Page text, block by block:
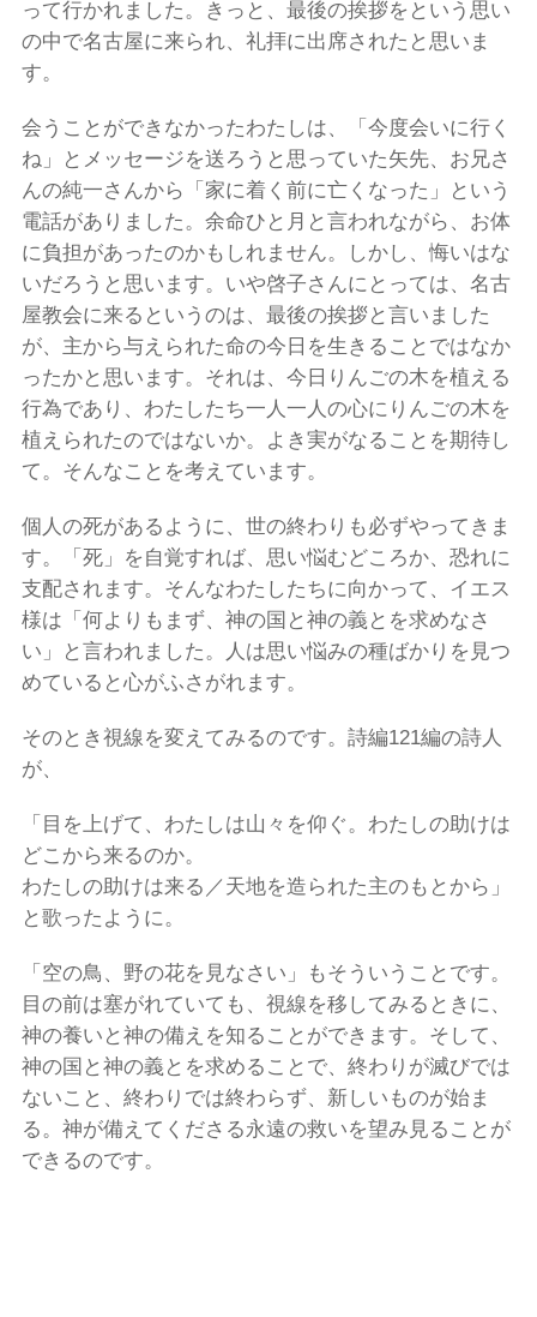
って行かれました。きっと、最後の挨拶をという思い
の中で名古屋に来られ、礼拝に出席されたと思いま
す。
会うことができなかったわたしは、「今度会いに行く
ね」とメッセージを送ろうと思っていた矢先、お兄さ
んの純一さんから「家に着く前に亡くなった」という
電話がありました。余命ひと月と言われながら、お体
に負担があったのかもしれません。しかし、悔いはな
いだろうと思います。いや啓子さんにとっては、名古
屋教会に来るというのは、最後の挨拶と言いました
が、主から与えられた命の今日を生きることではなか
ったかと思います。それは、今日りんごの木を植える
行為であり、わたしたち一人一人の心にりんごの木を
植えられたのではないか。よき実がなることを期待し
て。そんなことを考えています。
個人の死があるように、世の終わりも必ずやってきま
す。「死」を自覚すれば、思い悩むどころか、恐れに
支配されます。そんなわたしたちに向かって、イエス
様は「何よりもまず、神の国と神の義とを求めなさ
い」と言われました。人は思い悩みの種ばかりを見つ
めていると心がふさがれます。
そのとき視線を変えてみるのです。詩編121編の詩人
が、
「目を上げて、わたしは山々を仰ぐ。わたしの助けは
どこから来るのか。
わたしの助けは来る／天地を造られた主のもとから」
と歌ったように。
「空の鳥、野の花を見なさい」もそういうことです。
目の前は塞がれていても、視線を移してみるときに、
神の養いと神の備えを知ることができます。そして、
神の国と神の義とを求めることで、終わりが滅びでは
ないこと、終わりでは終わらず、新しいものが始ま
る。神が備えてくださる永遠の救いを望み見ることが
できるのです。